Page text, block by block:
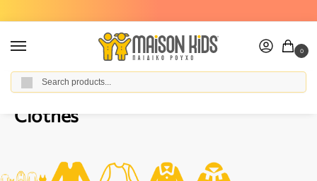
0
Home / Baby Girl /
Clothes